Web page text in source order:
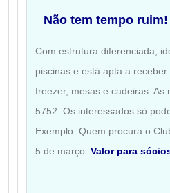
Não tem tempo ruim!
Com estrutura diferenciada,
piscinas e está apta a
freezer, mesas e cadeiras.
5752. Os interessados só
Exemplo: Quem procura o
5 de março. Valor para